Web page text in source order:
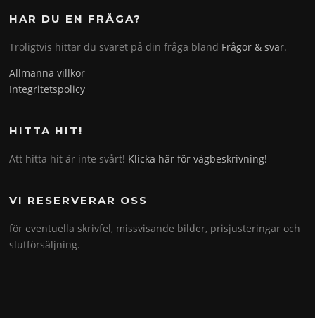
HAR DU EN FRÅGA?
Troligtvis hittar du svaret på din fråga bland Frågor & svar.
Allmänna villkor
Integritetspolicy
HITTA HIT!
Att hitta hit är inte svårt! Klicka här för vägbeskrivning!
VI RESERVERAR OSS
för eventuella skrivfel, missvisande bilder, prisjusteringar och
slutförsäljning.